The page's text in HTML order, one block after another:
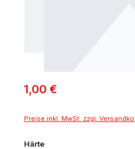
1,00 €
Preise inkl. MwSt. zzgl.
Härteauswählen